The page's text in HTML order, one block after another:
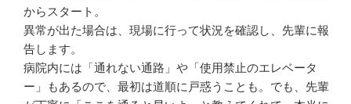
からスタート。
異常が出た場合は、現場に行って状況を確認し、先輩に報
告します。
病院内には「通れない通路」や「使用禁止のエレベータ
ー」もあるので、最初は道順に戸惑うことも。でも、先輩